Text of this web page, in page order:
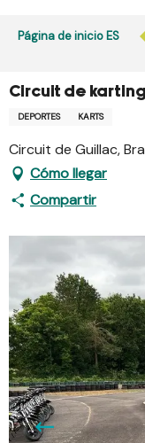
Página de inicio ES
Circuit de
DEPORTES KARTS
Circuit de Guillac,
Cómo llegar
Compartir